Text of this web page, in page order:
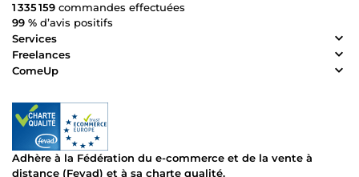
1 335 159 commandes effectuées
99 % d’avis positifs
Services
Freelances
ComeUp
Adhère à la Fédération du e-commerce et de la vente à
distance (Fevad) et à sa charte qualité.